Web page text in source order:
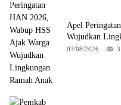
Apel
Wujudkan
03/08/2026